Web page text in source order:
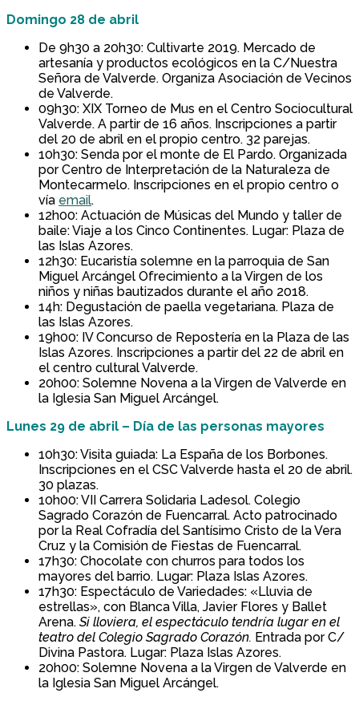
Domingo 28 de abril
De 9h30 a 20h30: Cultivarte 2019. Mercado de
artesanía y productos ecológicos en la C/Nuestra
Señora de Valverde. Organiza Asociación de Vecinos
de Valverde.
09h30: XIX Torneo de Mus en el Centro Sociocultural
Valverde. A partir de 16 años. Inscripciones a partir
del 20 de abril en el propio centro. 32 parejas.
10h30: Senda por el monte de El Pardo. Organizada
por Centro de Interpretación de la Naturaleza de
Montecarmelo. Inscripciones en el propio centro o
vía email.
12h00: Actuación de Músicas del Mundo y taller de
baile: Viaje a los Cinco Continentes. Lugar: Plaza de
las Islas Azores.
12h30: Eucaristía solemne en la parroquia de San
Miguel Arcángel Ofrecimiento a la Virgen de los
niños y niñas bautizados durante el año 2018.
14h: Degustación de paella vegetariana. Plaza de
las Islas Azores.
19h00: IV Concurso de Repostería en la Plaza de las
Islas Azores. Inscripciones a partir del 22 de abril en
el centro cultural Valverde.
20h00: Solemne Novena a la Virgen de Valverde en
la Iglesia San Miguel Arcángel.
Lunes 29 de abril – Día de las personas mayores
10h30: Visita guiada: La España de los Borbones.
Inscripciones en el CSC Valverde hasta el 20 de abril.
30 plazas.
10h00: VII Carrera Solidaria Ladesol. Colegio
Sagrado Corazón de Fuencarral. Acto patrocinado
por la Real Cofradía del Santísimo Cristo de la Vera
Cruz y la Comisión de Fiestas de Fuencarral.
17h30: Chocolate con churros para todos los
mayores del barrio. Lugar: Plaza Islas Azores.
17h30: Espectáculo de Variedades: «Lluvia de
estrellas», con Blanca Villa, Javier Flores y Ballet
Arena. Si lloviera, el espectáculo tendría lugar en el
teatro del Colegio Sagrado Corazón. Entrada por C/
Divina Pastora. Lugar: Plaza Islas Azores.
20h00: Solemne Novena a la Virgen de Valverde en
la Iglesia San Miguel Arcángel.